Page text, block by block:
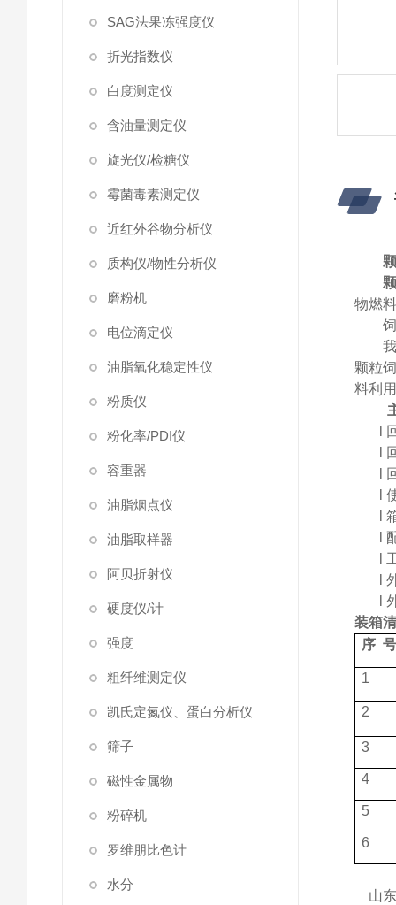
SAG法果冻强度仪
折光指数仪
白度测定仪
含油量测定仪
旋光仪/检糖仪
霉菌毒素测定仪
近红外谷物分析仪
质构仪/物性分析仪
磨粉机
电位滴定仪
油脂氧化稳定性仪
粉质仪
粉化率/PDI仪
容重器
油脂烟点仪
油脂取样器
阿贝折射仪
硬度仪/计
强度
粗纤维测定仪
凯氏定氮仪、蛋白分析仪
筛子
磁性金属物
粉碎机
罗维朋比色计
水分
物燃
颗粒
料利
l
l
l
l
装箱
序
1
2
3
4
5
6
山